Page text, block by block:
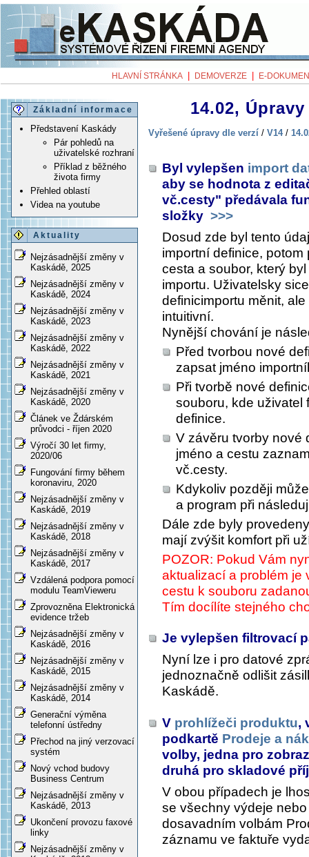
HLAVNÍ STRÁNKA DEMOVERZE E-
Základní informace
Představení Kaskády
Pár pohledů na
uživatelské rozhraní
Příklad z běžného
života firmy
Přehled oblastí
Videa na youtube
Aktuality
Nejzásadnější změny v
Kaskádě, 2025
Nejzásadnější změny v
Kaskádě, 2024
Nejzásadnější změny v
Kaskádě, 2023
Nejzásadnější změny v
Kaskádě, 2022
Nejzásadnější změny v
Kaskádě, 2021
Nejzásadnější změny v
Kaskádě, 2020
Článek ve Ždárském
průvodci - říjen 2020
Výročí 30 let firmy,
2020/06
Fungování firmy během
koronaviru, 2020
Nejzásadnější změny v
Kaskádě, 2019
Nejzásadnější změny v
Kaskádě, 2018
Nejzásadnější změny v
Kaskádě, 2017
Vzdálená podpora pomocí
modulu TeamVieweru
Zprovozněna Elektronická
evidence tržeb
Nejzásadnější změny v
Kaskádě, 2016
Nejzásadnější změny v
Kaskádě, 2015
Nejzásadnější změny v
Kaskádě, 2014
Generační výměna
telefonní ústředny
Přechod na jiný verzovací
systém
Nový vchod budovy
Business Centrum
Nejzásadnější změny v
Kaskádě, 2013
Ukončení provozu faxové
linky
Nejzásadnější změny v
14.02,
Vyřešené úpravy dle verzí / V14/
Byl vylepšen import
aby se hodnota z
vč.cesty" předávala
složky >>>
Dosud zde byl tento
importní definice,
cesta a soubor, který
importu. Uživatelsky
definicimportu měnit,
intuitivní.
Nynější chování je
Před tvorbou nové
zapsat jméno
Při tvorbě nové
souboru, kde uživatel
definice.
V závěru tvorby nové
jméno a cestu
vč.cesty.
Kdykoliv později
a program při
Dále zde byly
mají zvýšit komfort při
POZOR: Pokud Vám
aktualizací a problém je
cestu k souboru
Tím docílíte stejného
Je vylepšen filtrovací
Nyní lze i pro datové
jednoznačně odlišit
Kaskádě.
V prohlížeči produktu,
podkartě Prodeje a
volby, jedna pro
druhá pro skladové
V obou případech je
se všechny výdeje
dosavadním volbám
záznamu ve faktuře